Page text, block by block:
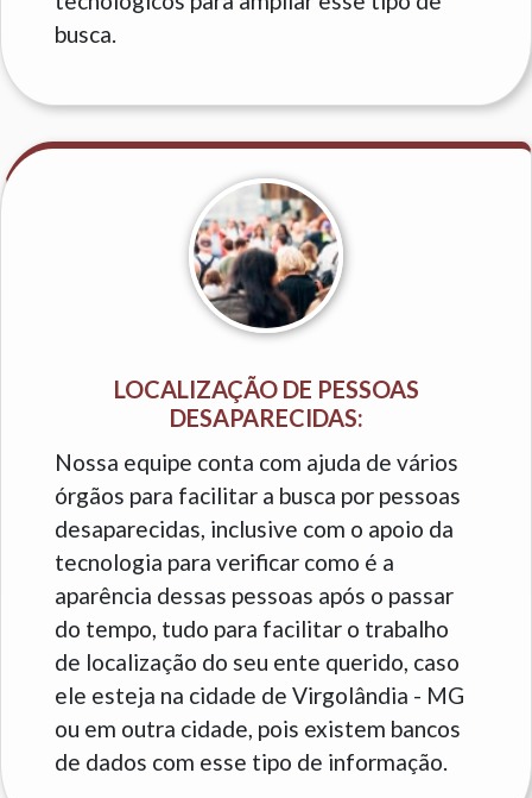
busca.
LOCALIZAÇÃO DE PESSOAS
DESAPARECIDAS:
Nossa equipe conta com ajuda de vários
órgãos para facilitar a busca por pessoas
desaparecidas, inclusive com o apoio da
tecnologia para verificar como é a
aparência dessas pessoas após o passar
do tempo, tudo para facilitar o trabalho
de localização do seu ente querido, caso
ele esteja na cidade de Virgolândia - MG
ou em outra cidade, pois existem bancos
de dados com esse tipo de informação.